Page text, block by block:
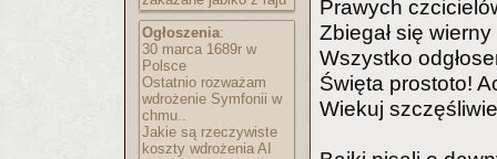
Ogłoszenia:
30 marca 1689r w
Polsce
Ostatnio rozważam
wdrożenie Symfonii w
chmu..
Jakie są rzeczywiste
koszty wdrożenia AI
Prawych
Zbiegał się
Wszystko
Święta prostoto!
Wiekuj